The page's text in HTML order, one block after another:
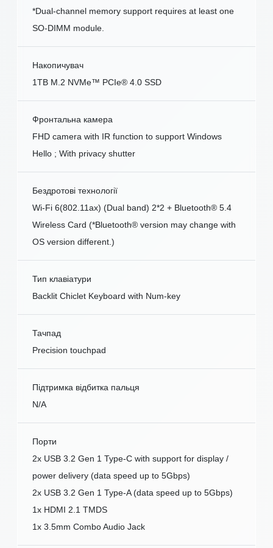
*Dual-channel memory support requires at least one
SO-DIMM module.
Накопичувач
1TB M.2 NVMe™ PCIe® 4.0 SSD
Фронтальна камера
FHD camera with IR function to support Windows
Hello ; With privacy shutter
Бездротові технології
Wi-Fi 6(802.11ax) (Dual band) 2*2 + Bluetooth® 5.4
Wireless Card (*Bluetooth® version may change with
OS version different.)
Тип клавіатури
Backlit Chiclet Keyboard with Num-key
Тачпад
Precision touchpad
Підтримка відбитка пальця
N/A
Порти
2x USB 3.2 Gen 1 Type-C with support for display /
power delivery (data speed up to 5Gbps)
2x USB 3.2 Gen 1 Type-A (data speed up to 5Gbps)
1x HDMI 2.1 TMDS
1x 3.5mm Combo Audio Jack